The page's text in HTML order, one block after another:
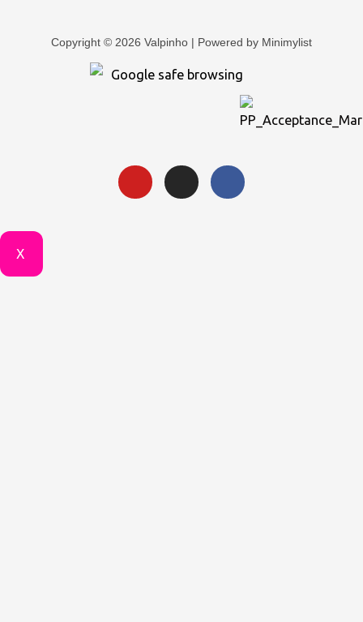
Copyright © 2026 Valpinho | Powered by Minimylist
X